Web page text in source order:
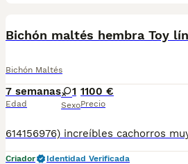
Bichón maltés hembra Toy
Bichón Maltés
7 semanas
Edad
1
Sexo
1100 €
Precio
Criador
Identidad Verificada